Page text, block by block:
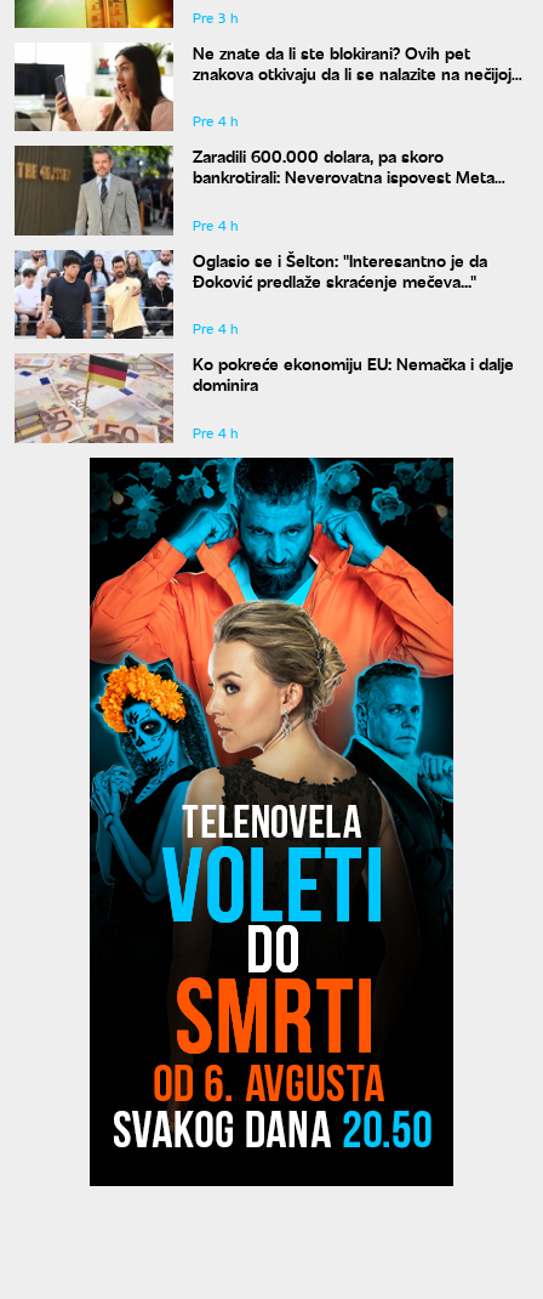
Pre 3 h
Ne znate da li ste blokirani? Ovih pet
znakova otkivaju da li se nalazite na nečijoj
Pre 4 h
Zaradili 600.000 dolara, pa skoro
bankrotirali: Neverovatna ispovest Meta
Pre 4 h
Oglasio se i Šelton: "Interesantno je da
Đoković predlaže skraćenje mečeva..."
Pre 4 h
Ko pokreće ekonomiju EU: Nemačka i dalje
dominira
Pre 4 h